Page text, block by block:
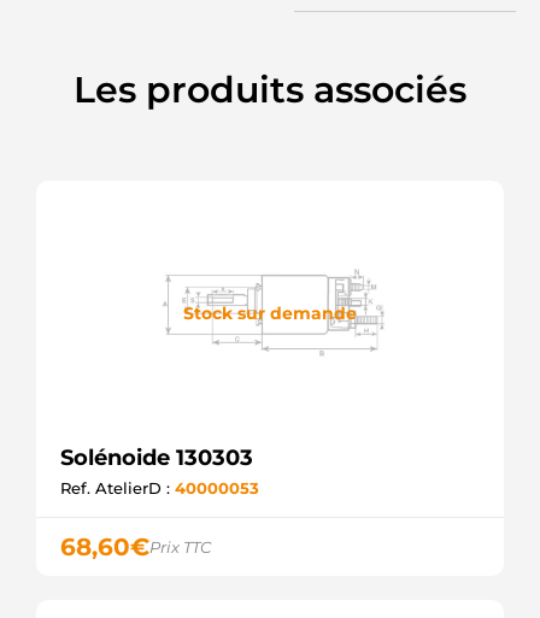
MAHLE
ZM4826
ZM
Les produits associés
Stock sur demande
Solénoide 130303
Ref. AtelierD : 40000053
68,60€Prix TTC